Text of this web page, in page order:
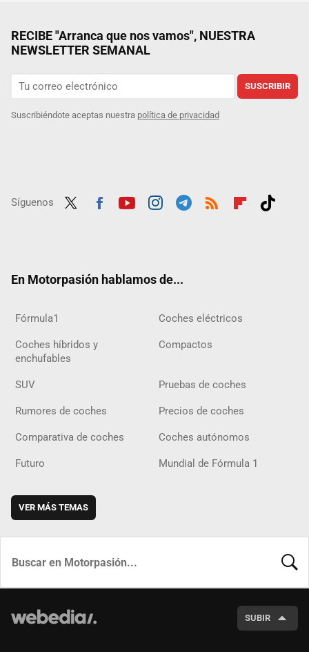
RECIBE "Arranca que nos vamos", NUESTRA
NEWSLETTER SEMANAL
SUSCRIBIR
Suscribiéndote aceptas nuestra política de privacidad
Síguenos
En Motorpasión hablamos de...
Fórmula1 Coches eléctricos
Coches híbridos y
enchufables
Compactos
SUV Pruebas de coches
Rumores de coches Precios de coches
Comparativa de coches Coches autónomos
Futuro Mundial de Fórmula 1
VER MÁS TEMAS
SUBIR